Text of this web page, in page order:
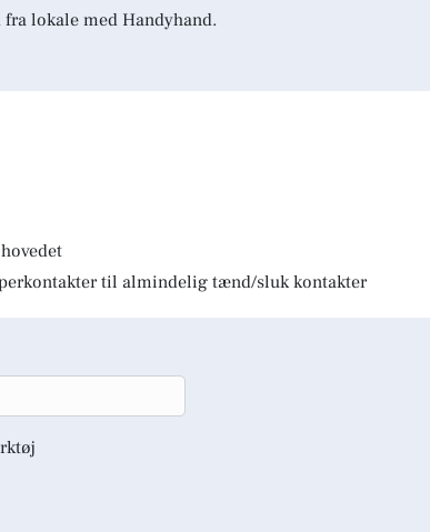
lokale med Handyhand.
til almindelig tænd/sluk kontakter